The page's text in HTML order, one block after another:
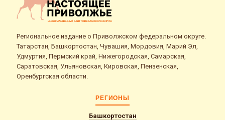
Региональное издание о Приволжском федеральном округе.
Татарстан, Башкортостан, Чувашия, Мордовия, Марий Эл,
Удмуртия, Пермский край, Нижегородская, Самарская,
Саратовская, Ульяновская, Кировская, Пензенская,
Оренбургская области.
РЕГИОНЫ
Башкортостан